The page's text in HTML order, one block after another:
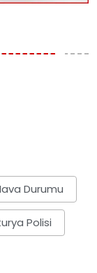
Durumu
Polisi